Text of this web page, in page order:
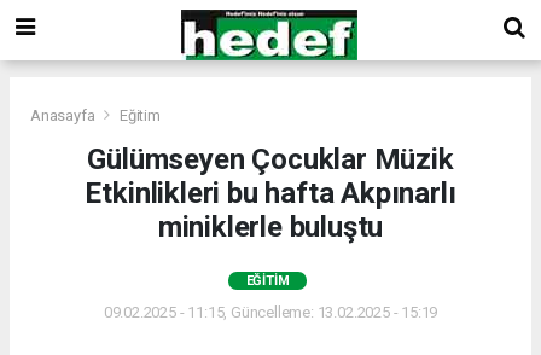
Anasayfa Eğitim
Gülümseyen Çocuklar Müzik
Etkinlikleri bu hafta Akpınarlı
miniklerle buluştu
EĞITIM
09.02.2025 - 11:15, Güncelleme: 13.02.2025 - 15:19